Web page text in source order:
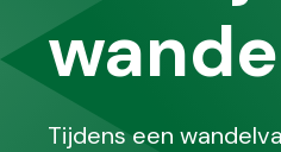
Tijdens een